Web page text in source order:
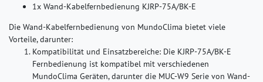
1x Wand-Kabelfernbedienung KJRP-75A/BK-E
Die Wand-Kabelfernbedienung von MundoClima bietet viele
Vorteile, darunter:
Kompatibilität und Einsatzbereiche: Die KJRP-75A/BK-E
Fernbedienung ist kompatibel mit verschiedenen
MundoClima Geräten, darunter die MUC-W9 Serie von Wand-